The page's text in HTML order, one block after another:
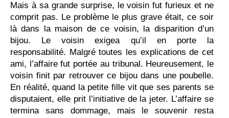
Mais à sa grande surprise, le voisin fut furieux et ne
comprit pas. Le problème le plus grave était, ce soir
là dans la maison de ce voisin, la disparition d’un
bijou. Le voisin exigea qu’il en porte la
responsabilité. Malgré toutes les explications de cet
ami, l’affaire fut portée au tribunal. Heureusement, le
voisin finit par retrouver ce bijou dans une poubelle.
En réalité, quand la petite fille vit que ses parents se
disputaient, elle prit l’initiative de la jeter. L’affaire se
termina sans dommage, mais le souvenir resta